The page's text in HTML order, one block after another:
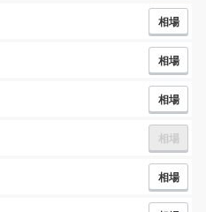
相場
相場
相場
相場
相場